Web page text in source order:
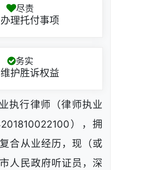
尽责
理托付事项
务实
护胜诉权益
执行律师（律师执业
），拥
合从业经历，现（或
人民政府听证员，深